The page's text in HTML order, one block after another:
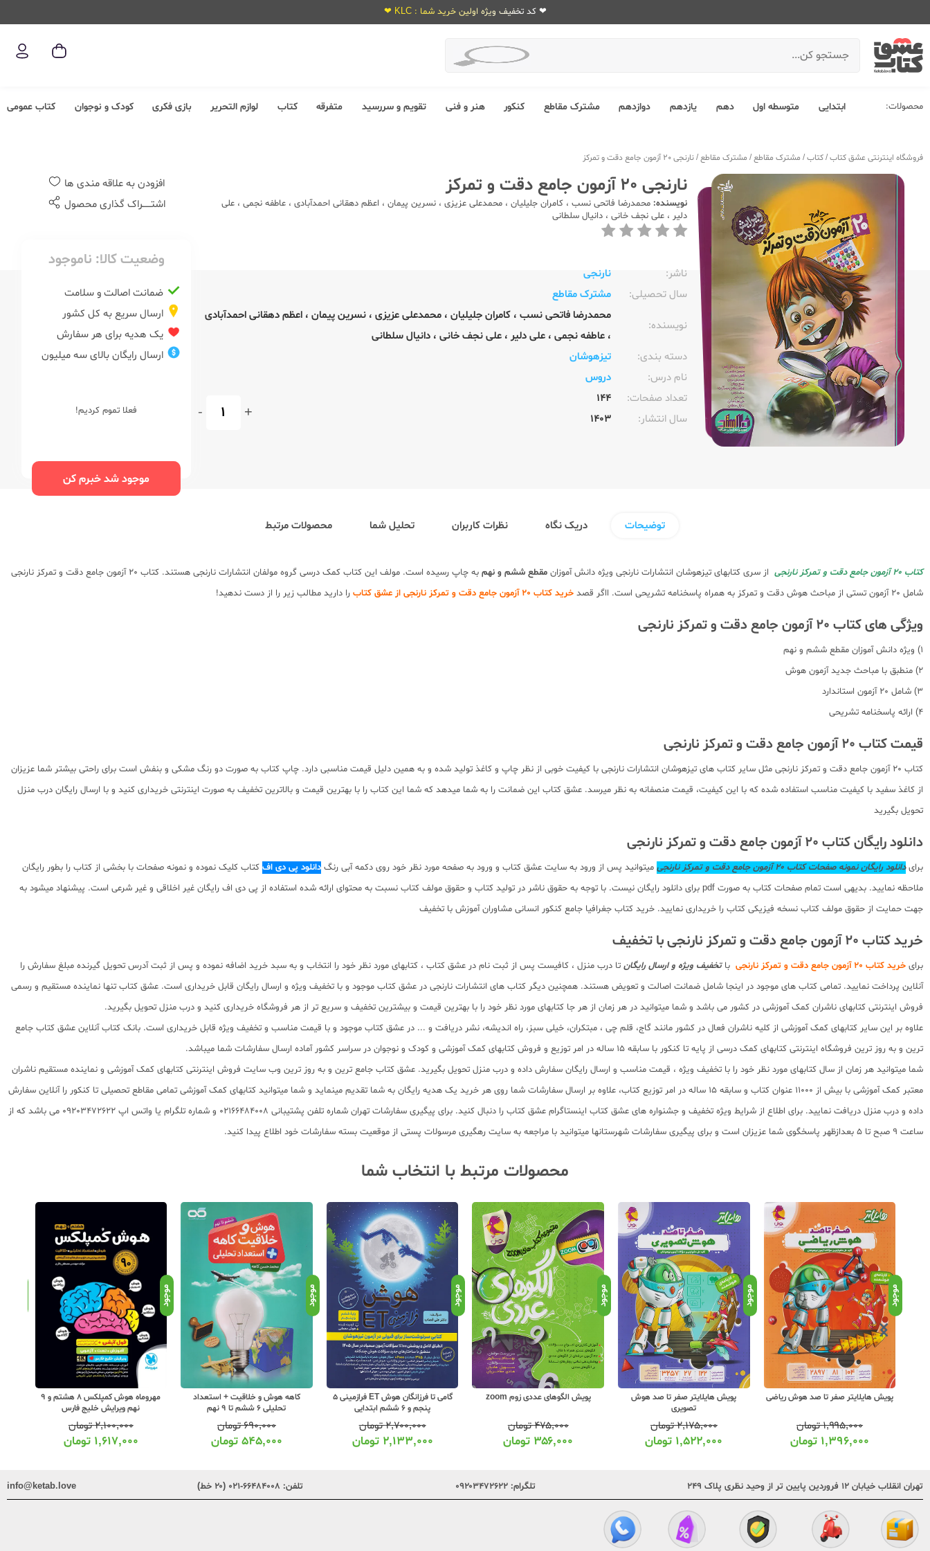
❤ کد تخفیف ویژه اولین خرید شما : KLC ❤
محصولات: ابتدایی متوسطه اول دهم یازدهم دوازدهم مشترک مقاطع کنکور هنر و فنی تقویم و سررسید متفرقه کتاب لوازم التحریر بازی فکری کودک و نوجوان کتاب عمومی
فروشگاه اینترنتی عشق کتاب/کتاب/ مشترک مقاطع/ مشترک مقاطع/نارنجی 20 آزمون جامع دقت و تمرکز
نارنجی 20 آزمون جامع دقت و تمرکز
نویسنده: محمدرضا فاتحی نسب ، کامران جلیلیان ، محمدعلی عزیزی ، نسرین پیمان ، اعظم دهقانی احمدآبادی ، عاطفه نجمی ، علی
دلیر ، علی نجف خانی ، دانیال سلطانی
ناشر:‌
نارنجی
سال تحصیلی:‌
مشترک مقاطع
نویسنده:‌
محمدرضا فاتحی نسب ، کامران جلیلیان ، محمدعلی عزیزی ، نسرین پیمان ، اعظم دهقانی احمدآبادی
، عاطفه نجمی ، علی دلیر ، علی نجف خانی ، دانیال سلطانی
دسته بندی:
تیزهوشان
نام درس:
دروس
تعداد صفحات:‌
144
سال انتشار:‌
1403
+
-
افزودن به علاقه مندی ها
اشتــــــراک گذاری محصول
وضعیت کالا: ناموجود
ضمانت اصالت و سلامت
ارسال سریع به کل کشور
یک هدیه برای هر سفارش
ارسال رایگان بالای سه میلیون
فعلا تموم کردیم!
موجود شد خبرم کن
توضیحات دریک نگاه نظرات کاربران تحلیل شما محصولات مرتبط
کتاب 20 آزمون جامع دقت و تمرکز نارنجی از سری کتابهای تیزهوشان انتشارات نارنجی ویژه دانش آموزان مقطع ششم و نهم
به چاپ رسیده است. مولف این کتاب کمک درسی گروه مولفان انتشارات نارنجی هستند. کتاب 20 آزمون جامع دقت و تمرکز نارنجی
شامل 20 آزمون تستی از مباحث هوش دقت و تمرکز به همراه پاسخنامه تشریحی است. ااگر قصد
خرید کتاب 20 آزمون جامع دقت و تمرکز نارنجی از عشق کتاب را دارید مطالب زیر را از دست ندهید!
ویژگی های کتاب 20 آزمون جامع دقت و تمرکز نارنجی
1) ویژه دانش آموزان مقطع ششم و نهم
2) منطبق با مباحث جدید آزمون هوش
3) شامل 20 آزمون استاندارد
4) ارائه پاسخنامه تشریحی
قیمت کتاب 20 آزمون جامع دقت و تمرکز نارنجی
کتاب 20 آزمون جامع دقت و تمرکز نارنجی مثل سایر کتاب های تیزهوشان انتشارات نارنجی با کیفیت خوبی از نظر چاپ و کاغذ تولید شده و به همین دلیل قیمت مناسبی دارد. چاپ کتاب به صورت دو رنگ مشکی و بنفش است برای راحتی بیشتر شما عزیزان
از کاغذ سفید با کیفیت مناسب استفاده شده که با این کیفیت، قیمت منصفانه به نظر میرسد. عشق کتاب این ضمانت را به شما میدهد که شما این کتاب را با بهترین قیمت و بالاترین تخفیف به صورت اینترنتی خریداری کنید و با ارسال رایگان درب منزل
تحویل بگیرید
دانلود رایگان کتاب 20 آزمون جامع دقت و تمرکز نارنجی
برایدانلود رایگان نمونه صفحات کتاب 20 آزمون جامع دقت و تمرکز نارنجی میتوانید پس از ورود به سایت عشق کتاب و ورود به صفحه مورد نظر خود روی دکمه آبی رنگ دانلود پی دی اف کتاب کلیک نموده و نمونه صفحات با بخشی از کتاب را بطور رایگان
ملاحظه نمایید. بدیهی است تمام صفحات کتاب به صورت pdf برای دانلود رایگان نیست. با توجه به حقوق ناشر در تولید کتاب و حقوق مولف کتاب نسبت به محتوای ارائه شده استفاده از پی دی اف رایگان غیر اخلاقی و غیر شرعی است. پیشنهاد میشود به
جهت حمایت از حقوق مولف کتاب نسخه فیزیکی کتاب را خریداری نمایید. خرید کتاب جغرافیا جامع کنکور انسانی مشاوران آموزش با تخفیف
خرید کتاب 20 آزمون جامع دقت و تمرکز نارنجی با تخفیف
برای خرید کتاب 20 آزمون جامع دقت و تمرکز نارنجی باتخفیف ویژه و ارسال رایگان تا درب منزل ، کافیست پس از ثبت نام در عشق کتاب ، کتابهای مورد نظر خود را انتخاب و به سبد خرید اضافه نموده و پس از ثبت آدرس تحویل گیرنده مبلغ سفارش را
آنلاین پرداخت نمایید. تمامی کتاب های موجود در اینجا شامل ضمانت اصالت و تعویض هستند. همچنین دیگر کتاب های انتشارات نارنجی در عشق کتاب موجود و با تخفیف ویژه و ارسال رایگان قابل خریداری است. عشق کتاب تنها نماینده مستقیم و رسمی
فروش اینترنتی کتابهای ناشران کمک آموزشی در کشور می باشد و شما میتوانید در هر زمان از هر جا کتابهای مورد نظر خود را با بهترین قیمت و بیشترین تخفیف و سریع تر از هر فروشگاه خریداری کنید و درب منزل تحویل بگیرید.
علاوه بر این سایر کتابهای کمک آموزشی از کلیه ناشران فعال در کشور مانند گاج، قلم چی ، مبتکران، خیلی سبز، راه اندیشه، نشر دریافت و ... در عشق کتاب موجود و با قیمت مناسب و تخفیف ویژه قابل خریداری است. بانک کتاب آنلاین عشق کتاب جامع
ترین و به روز ترین فروشگاه اینترنتی کتابهای کمک درسی از پایه تا کنکور با سابقه 15 ساله در امر توزیع و فروش کتابهای کمک آموزشی و کودک و نوجوان در سراسر کشور آماده ارسال سفارشات شما میباشد.
شما میتوانید هر زمان از سال کتابهای مورد نظر خود را با تخفیف ویژه ، قیمت مناسب و ارسال رایگان سفارش داده و درب منزل تحویل بگیرید. عشق کتاب جامع ترین و به روز ترین وب سایت فروش اینترنتی کتابهای کمک آموزشی و نماینده مستقیم ناشران
معتبر کمک آموزشی با بیش از 11000 عنوان کتاب و سابقه 15 ساله در امر توزیع کتاب، علاوه بر ارسال سفارشات شما روی هر خرید یک هدیه رایگان به شما تقدیم مینماید و شما میتوانید کتابهای کمک آموزشی تمامی مقاطع تحصیلی تا کنکور را آنلاین سفارش
داده و درب منزل دریافت نمایید. برای اطلاع از شرایط ویژه تخفیف و جشنواره های عشق کتاب اینستاگرام عشق کتاب را دنبال کنید. برای پیگیری سفارشات تهران شماره تلفن پشتیبانی 02166484008 و شماره تلگرام یا واتس اپ 09203472622 می باشد که از
ساعت 9 صبح تا 5 بعدازظهر پاسخگوی شما عزیزان است و برای پیگیری سفارشات شهرستانها میتوانید با مراجعه به سایت رهگیری مرسولات پستی از موقعیت بسته سفارشات خود اطلاع پیدا کنید.
محصولات مرتبط با انتخاب شما
موجود
پویش هایلایتر صفر تا صد هوش ریاضی
۱,۹۹۵,۰۰۰تومان
۱,۳۹۶,۰۰۰ تومان
موجود
پویش هایلایتر صفر تا صد هوش
تصویری
۲,۱۷۵,۰۰۰تومان
۱,۵۲۲,۰۰۰ تومان
موجود
پویش الگوهای عددی زوم zoom
۴۷۵,۰۰۰تومان
۳۵۶,۰۰۰ تومان
موجود
گامی تا فرزانگان هوش ET فرازمینی 5
پنجم و 6 ششم ابتدایی
۲,۷۰۰,۰۰۰تومان
۲,۱۳۳,۰۰۰ تومان
موجود
کاهه هوش و خلاقیت + استعداد
تحلیلی 6 ششم تا 9 نهم
۶۹۰,۰۰۰تومان
۵۴۵,۰۰۰ تومان
موجود
مهروماه هوش کمپلکس 8 هشتم و 9
نهم ویرایش خلیج فارس
۲,۱۰۰,۰۰۰تومان
۱,۶۱۷,۰۰۰ تومان
تهران انقلاب خیابان ۱۲ فروردین پایین تر از وحید نظری پلاک ۲۴۹ تلگرام: ۰۹۲۰۳۴۷۲۶۲۲ تلفن: ۶۶۴۸۴۰۰۸-۰۲۱ (۲۰ خط) info@ketab.love